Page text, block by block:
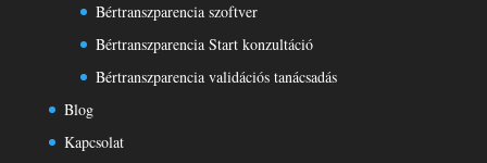
Bértranszparencia szoftver
Bértranszparencia Start konzultáció
Bértranszparencia validációs tanácsadás
Blog
Kapcsolat